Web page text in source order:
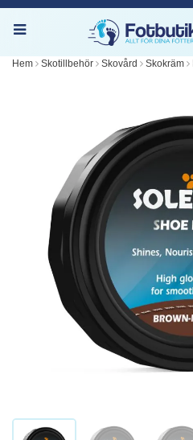
Hem Skotillbehör Skovård Skokräm